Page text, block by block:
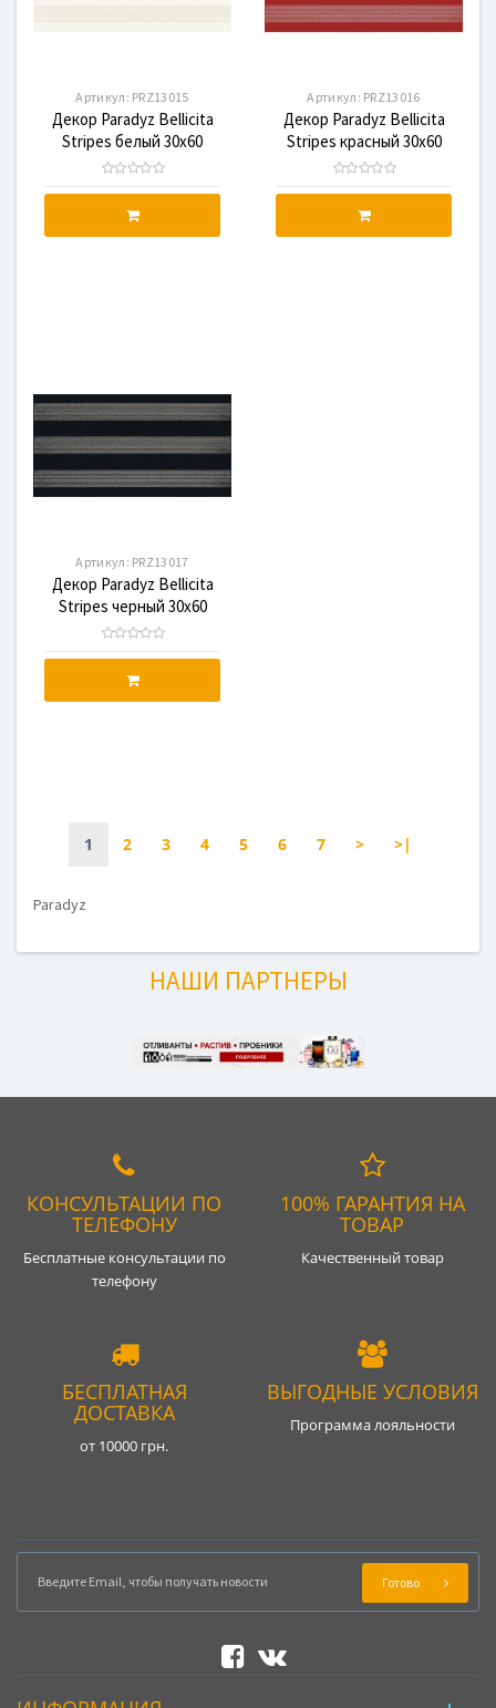
Артикул: PRZ13015
Декор Paradyz Bellicita
Stripes белый 30x60
PRZ13015
Артикул: PRZ13016
Декор Paradyz Bellicita
Stripes красный 30x60
PRZ13016
Артикул: PRZ13017
Декор Paradyz Bellicita
Stripes черный 30x60
PRZ13017
1 2 3 4 5 6 7 > >|
Paradyz
НАШИ ПАРТНЕРЫ
КОНСУЛЬТАЦИИ ПО
ТЕЛЕФОНУ
Бесплатные консультации по
телефону
100% ГАРАНТИЯ НА
ТОВАР
Качественный товар
БЕСПЛАТНАЯ
ДОСТАВКА
от 10000 грн.
ВЫГОДНЫЕ УСЛОВИЯ
Программа лояльности
Готово